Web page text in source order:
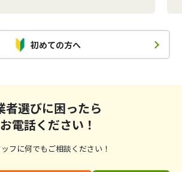
初めての方へ
者選びに困ったら
お電話ください！
フに何でもご相談ください！